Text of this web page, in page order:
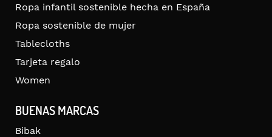
Ropa infantil sostenible hecha en España
Ropa sostenible de mujer
Tablecloths
Tarjeta regalo
Women
BUENAS MARCAS
Bibak